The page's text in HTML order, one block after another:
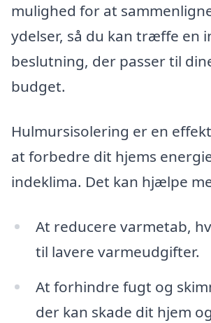
mulighed for at
ydelser, så du kan træffe en
beslutning, der passer til
budget.
Hulmursisolering er en
at forbedre dit hjems
indeklima. Det kan hjælpe
At reducere varmetab,
til lavere varmeudgifter.
At forhindre fugt og
der kan skade dit hjem